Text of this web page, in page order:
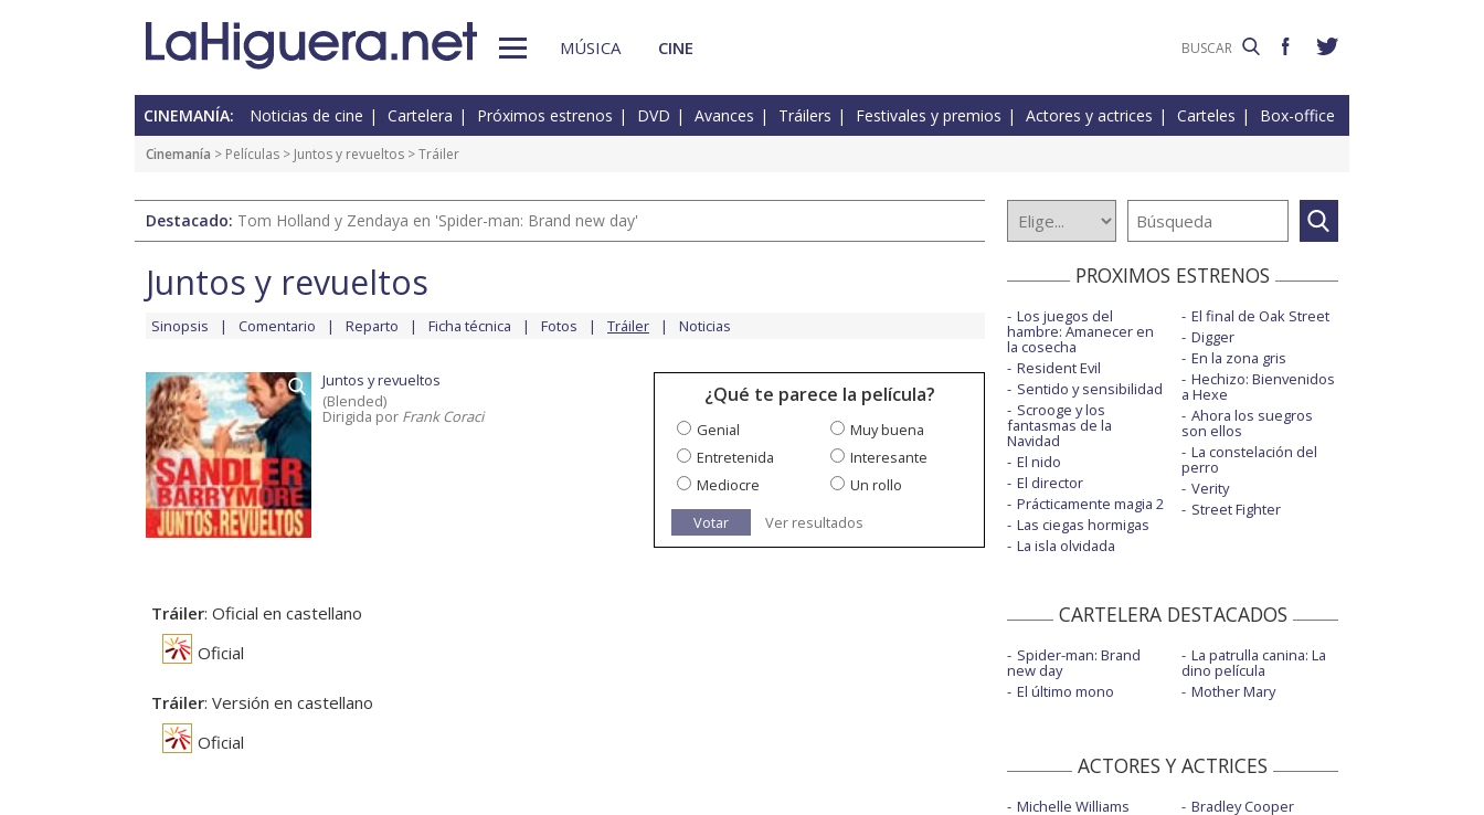
MÚSICA CINE
CINEMANÍA: Noticias de cine Cartelera Próximos estrenos DVD Avances Tráilers Festivales y premios Actores y actrices Carteles Box-office
Cinemanía > Películas > Juntos y revueltos > Tráiler
Destacado: Tom Holland y Zendaya en 'Spider-man: Brand new day'
Juntos y revueltos
Sinopsis Comentario Reparto Ficha técnica Fotos Tráiler Noticias
Juntos y revueltos
(Blended)
Dirigida por Frank Coraci
¿Qué te parece la película?
Genial
Muy buena
Entretenida
Interesante
Mediocre
Un rollo
Votar
Ver resultados
Tráiler: Oficial en castellano
Oficial
Tráiler: Versión en castellano
Oficial
PROXIMOS ESTRENOS
Los juegos del
hambre: Amanecer en
la cosecha
Resident Evil
Sentido y sensibilidad
Scrooge y los
fantasmas de la
Navidad
El nido
El director
Prácticamente magia 2
Las ciegas hormigas
La isla olvidada
El final de Oak Street
Digger
En la zona gris
Hechizo: Bienvenidos
a Hexe
Ahora los suegros
son ellos
La constelación del
perro
Verity
Street Fighter
CARTELERA DESTACADOS
Spider-man: Brand
new day
El último mono
La patrulla canina: La
dino película
Mother Mary
ACTORES Y ACTRICES
Michelle Williams
Bradley Cooper